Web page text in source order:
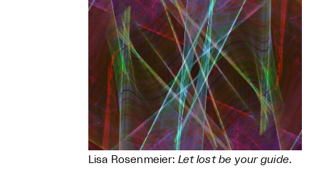
Lisa Rosenmeier: Let lost be your guide.